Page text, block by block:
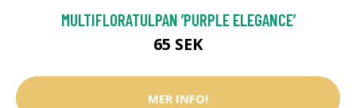
MULTIFLORATULPAN ’PURPLE ELEGANCE’
65 SEK
MER INFO!